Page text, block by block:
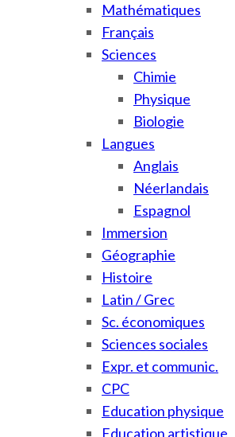
Mathématiques
Français
Sciences
Chimie
Physique
Biologie
Langues
Anglais
Néerlandais
Espagnol
Immersion
Géographie
Histoire
Latin / Grec
Sc. économiques
Sciences sociales
Expr. et communic.
CPC
Education physique
Education artistique